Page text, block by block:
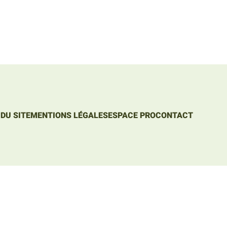
SITEMENTIONS LÉGALESESPACE PROCONTACT